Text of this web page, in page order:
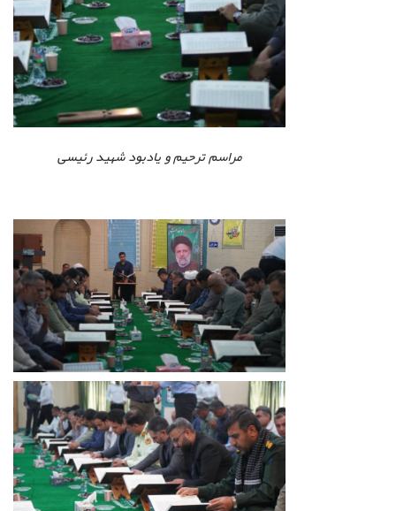
مراسم ترحیم و یادبود شهید رئیسی